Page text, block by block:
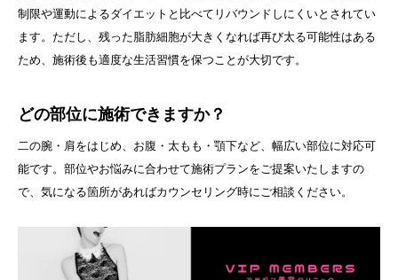
制限や運動によるダイエットと比べてリバウンドしにくいとされてい
ます。ただし、残った脂肪細胞が大きくなれば再び太る可能性はある
ため、施術後も適度な生活習慣を保つことが大切です。
どの部位に施術できますか？
二の腕・肩をはじめ、お腹・太もも・顎下など、幅広い部位に対応可
能です。部位やお悩みに合わせて施術プランをご提案いたしますの
で、気になる箇所があればカウンセリング時にご相談ください。